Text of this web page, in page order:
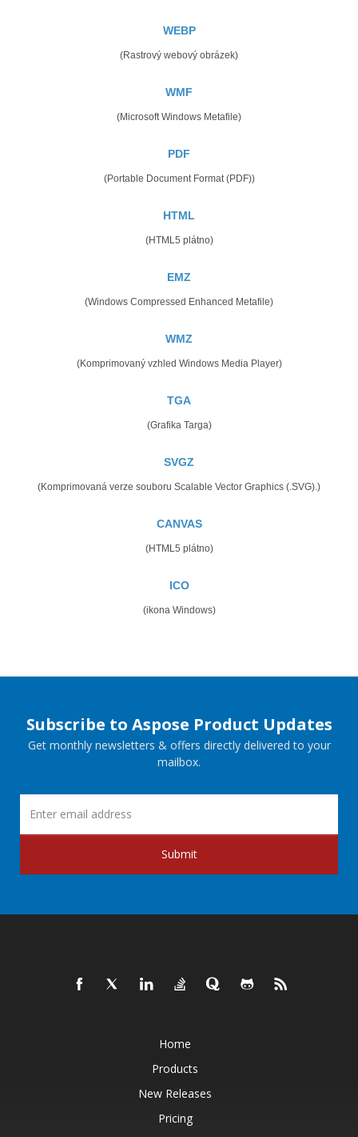
WEBP
(Rastrový webový obrázek)
WMF
(Microsoft Windows Metafile)
PDF
(Portable Document Format (PDF))
HTML
(HTML5 plátno)
EMZ
(Windows Compressed Enhanced Metafile)
WMZ
(Komprimovaný vzhled Windows Media Player)
TGA
(Grafika Targa)
SVGZ
(Komprimovaná verze souboru Scalable Vector Graphics (.SVG).)
CANVAS
(HTML5 plátno)
ICO
(ikona Windows)
Subscribe to Aspose Product Updates
Get monthly newsletters & offers directly delivered to your
mailbox.
Submit
Home
Products
New Releases
Pricing